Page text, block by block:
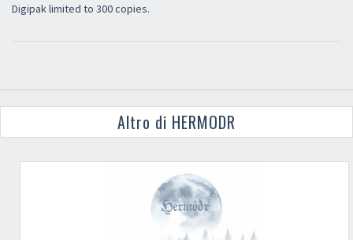
Digipak limited to 300 copies.
Altro di HERMODR